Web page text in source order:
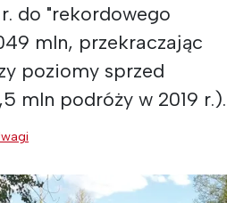
do "rekordowego
mln, przekraczając
poziomy sprzed
mln podróży w 2019 r.).